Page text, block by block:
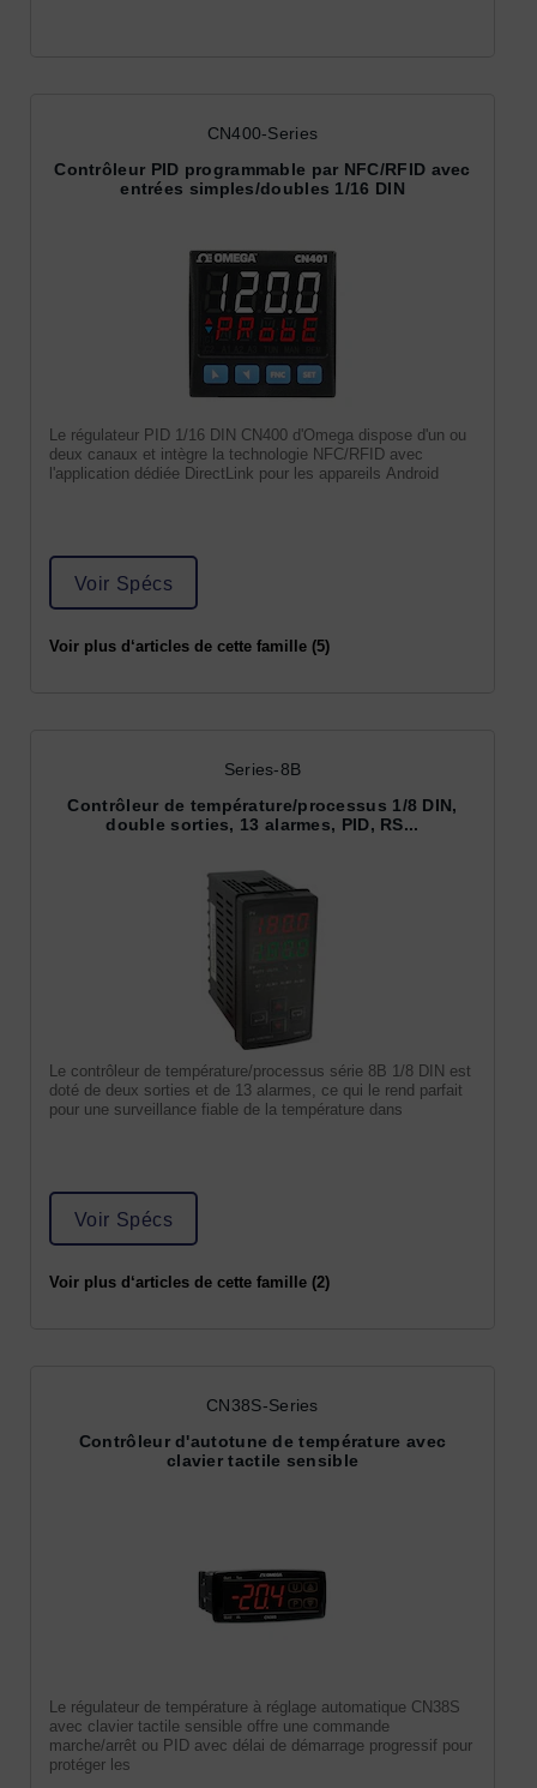
CN400-Series
Contrôleur PID programmable par NFC/RFID avec
entrées simples/doubles 1/16 DIN
Le régulateur PID 1/16 DIN CN400 d'Omega dispose d'un ou
deux canaux et intègre la technologie NFC/RFID avec
l'application dédiée DirectLink pour les appareils Android
Voir Spécs
Voir plus d‘articles de cette famille (5)
Series-8B
Contrôleur de température/processus 1/8 DIN,
double sorties, 13 alarmes, PID, RS...
Le contrôleur de température/processus série 8B 1/8 DIN est
doté de deux sorties et de 13 alarmes, ce qui le rend parfait
pour une surveillance fiable de la température dans
Voir Spécs
Voir plus d‘articles de cette famille (2)
CN38S-Series
Contrôleur d'autotune de température avec
clavier tactile sensible
Le régulateur de température à réglage automatique CN38S
avec clavier tactile sensible offre une commande
marche/arrêt ou PID avec délai de démarrage progressif pour
protéger les